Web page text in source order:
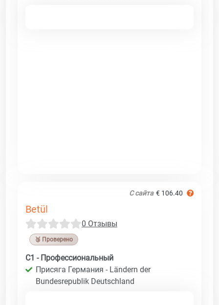
С сайта € 106.40
Betül
0 Отзывы
🥉 Проверено
C1 - Профессиональный
Присяга Германия - Ländern der
Bundesrepublik Deutschland